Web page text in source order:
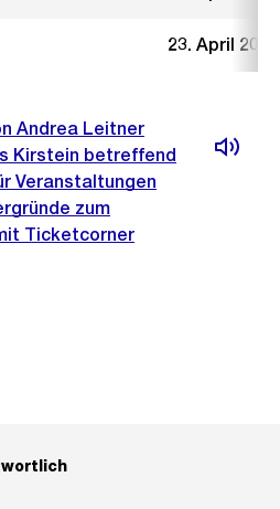
23. April 2014
Andrea Leitner
Kirstein betreffend
Veranstaltungen
zum
Ticketcorner